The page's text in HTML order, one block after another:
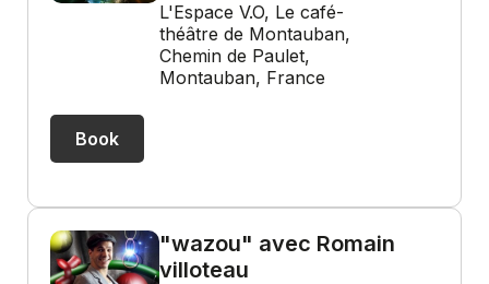
L'Espace V.O, Le café-
théâtre de Montauban,
Chemin de Paulet,
Montauban, France
Book
"wazou" avec Romain
villoteau